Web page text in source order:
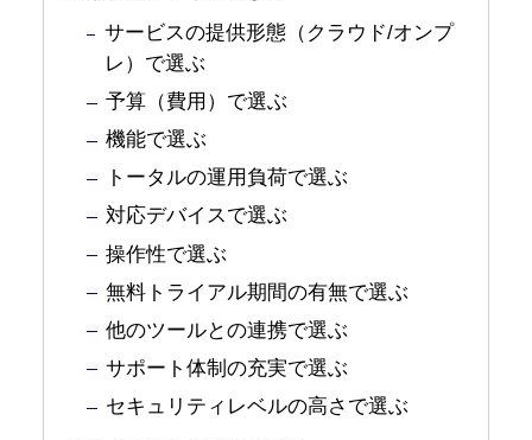
サービスの提供形態（クラウド/オンプ
レ）で選ぶ
予算（費用）で選ぶ
機能で選ぶ
トータルの運用負荷で選ぶ
対応デバイスで選ぶ
操作性で選ぶ
無料トライアル期間の有無で選ぶ
他のツールとの連携で選ぶ
サポート体制の充実で選ぶ
セキュリティレベルの高さで選ぶ